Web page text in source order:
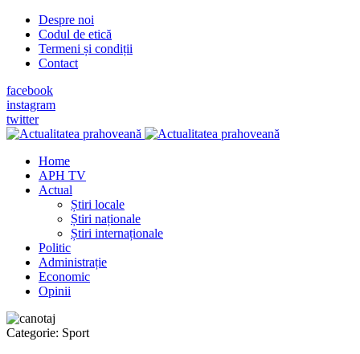
Despre noi
Codul de etică
Termeni și condiții
Contact
facebook
instagram
twitter
Home
APH TV
Actual
Știri locale
Știri naționale
Știri internaționale
Politic
Administrație
Economic
Opinii
Categorie: Sport